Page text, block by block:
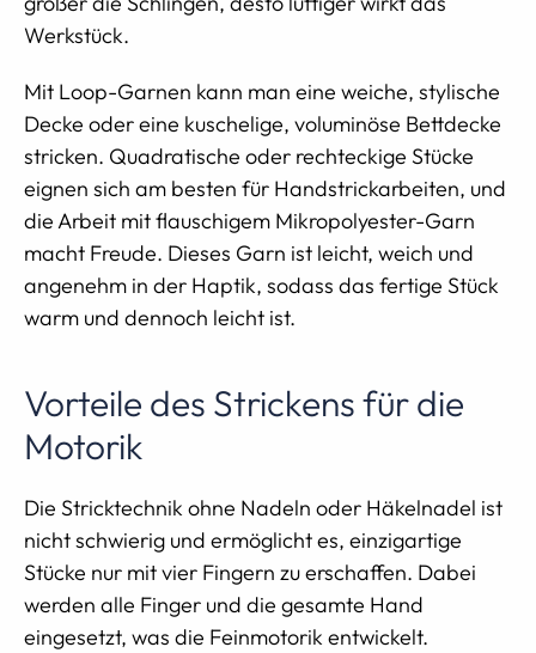
Werkstück.
Mit Loop-Garnen kann man eine weiche, stylische
Decke oder eine kuschelige, voluminöse Bettdecke
stricken. Quadratische oder rechteckige Stücke
eignen sich am besten für Handstrickarbeiten, und
die Arbeit mit flauschigem Mikropolyester-Garn
macht Freude. Dieses Garn ist leicht, weich und
angenehm in der Haptik, sodass das fertige Stück
warm und dennoch leicht ist.
Vorteile des Strickens für die
Motorik
Die Stricktechnik ohne Nadeln oder Häkelnadel ist
nicht schwierig und ermöglicht es, einzigartige
Stücke nur mit vier Fingern zu erschaffen. Dabei
werden alle Finger und die gesamte Hand
eingesetzt, was die Feinmotorik entwickelt.